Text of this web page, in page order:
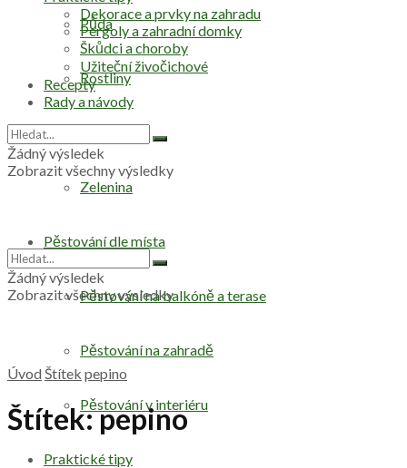
Půda
Rostliny
Zelenina
Pěstování dle místa
Pěstování na balkóně a terase
Pěstování na zahradě
Pěstování v interiéru
Praktické tipy
Dekorace a prvky na zahradu
Pergoly a zahradní domky
Škůdci a choroby
Užiteční živočichové
Recepty
Rady a návody
Žádný výsledek
Zobrazit všechny výsledky
Žádný výsledek
Zobrazit všechny výsledky
Úvod Štítek pepino
Štítek:pepino